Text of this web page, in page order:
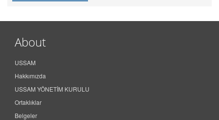
About
USSAM
Hakkımızda
USSAM YÖNETİM KURULU
Ortaklıklar
Belgeler